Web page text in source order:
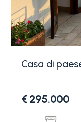
Casa di
€ 295.000
minime